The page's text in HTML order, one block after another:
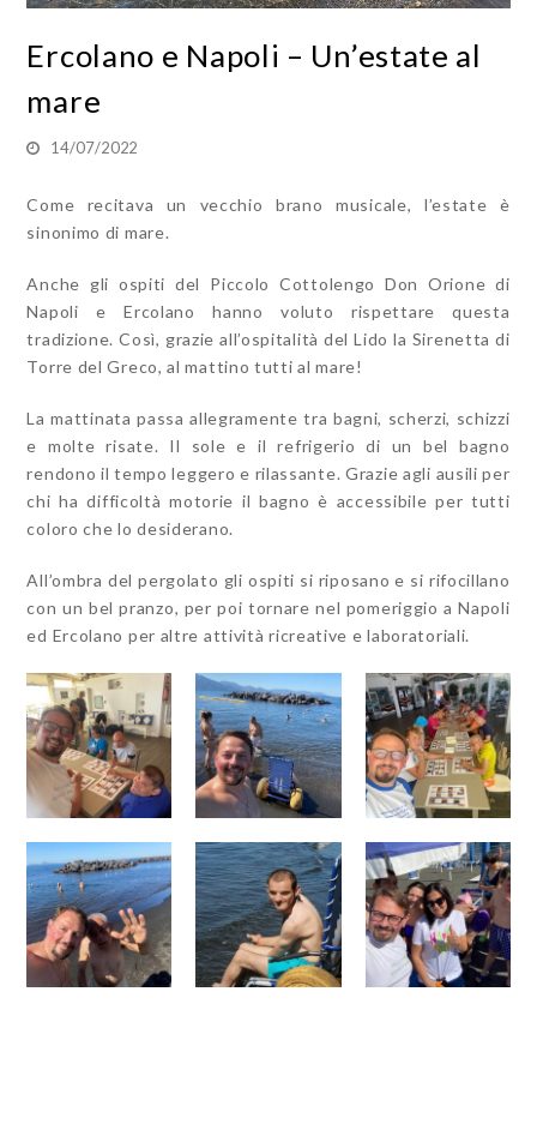
Ercolano e Napoli – Un’estate al
mare
14/07/2022
Come recitava un vecchio brano musicale, l’estate è
sinonimo di mare.
Anche gli ospiti del Piccolo Cottolengo Don Orione di
Napoli e Ercolano hanno voluto rispettare questa
tradizione. Così, grazie all’ospitalità del Lido la Sirenetta di
Torre del Greco, al mattino tutti al mare!
La mattinata passa allegramente tra bagni, scherzi, schizzi
e molte risate. Il sole e il refrigerio di un bel bagno
rendono il tempo leggero e rilassante. Grazie agli ausili per
chi ha difficoltà motorie il bagno è accessibile per tutti
coloro che lo desiderano.
All’ombra del pergolato gli ospiti si riposano e si rifocillano
con un bel pranzo, per poi tornare nel pomeriggio a Napoli
ed Ercolano per altre attività ricreative e laboratoriali.